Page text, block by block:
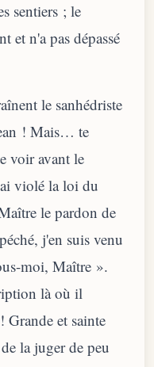
sentiers ; le
et n'a pas dépassé
le sanhédriste
! Mais… te
voir avant le
violé la loi du
le pardon de
j'en suis venu
moi, Maître ».
là où il
et sainte
la juger de peu